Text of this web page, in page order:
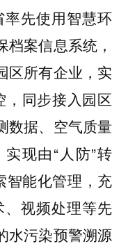
率先使用智慧环
案信息系统，
区所有企业，实
，同步接入园区
数据、空气质量
现由“人防”转
智能化管理，充
视频处理等先
水污染预警溯源